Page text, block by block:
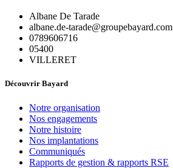
Albane De Tarade
albane.de-tarade@groupebayard.com
0789606716
05400
VILLERET
Découvrir Bayard
Notre organisation
Nos engagements
Notre histoire
Nos implantations
Communiqués
Rapports de gestion & rapports RSE